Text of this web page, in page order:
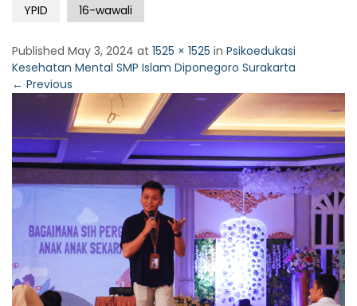
YPID 16-wawali
Published May 3, 2024 at 1525 × 1525 in Psikoedukasi
Kesehatan Mental SMP Islam Diponegoro Surakarta
← Previous